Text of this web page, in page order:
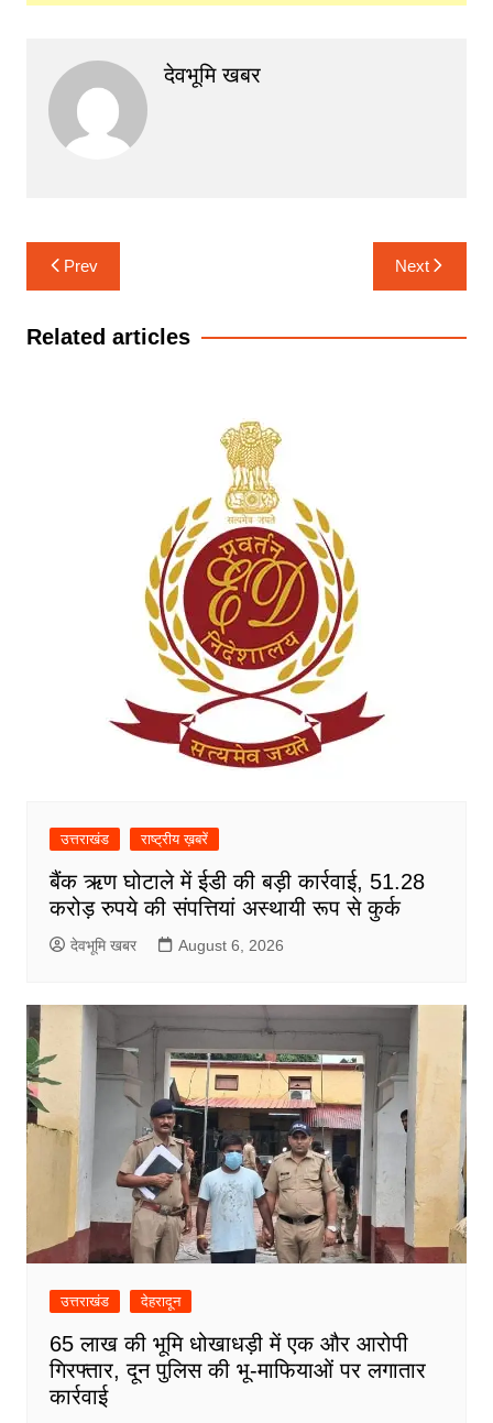
देवभूमि खबर
Post
navigation
Prev Next
Related articles
उत्तराखंड राष्ट्रीय ख़बरें
बैंक ऋण घोटाले में ईडी की बड़ी कार्रवाई, 51.28
करोड़ रुपये की संपत्तियां अस्थायी रूप से कुर्क
देवभूमि खबर August 6, 2026
उत्तराखंड देहरादून
65 लाख की भूमि धोखाधड़ी में एक और आरोपी
गिरफ्तार, दून पुलिस की भू-माफियाओं पर लगातार
कार्रवाई